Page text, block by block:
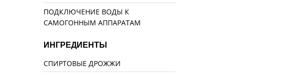
ПОДКЛЮЧЕНИЕ ВОДЫ К
САМОГОННЫМ АППАРАТАМ
ИНГРЕДИЕНТЫ
СПИРТОВЫЕ ДРОЖЖИ